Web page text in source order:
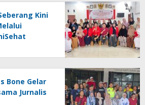
Kini
Bone Gelar
Jurnalis